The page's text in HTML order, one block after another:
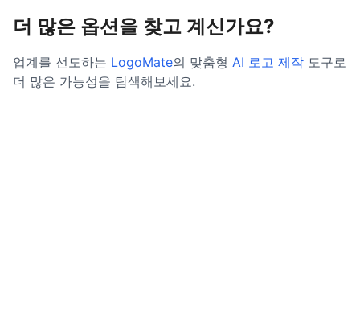
더 많은 옵션을 찾고 계신가요?
업계를 선도하는 LogoMate의 맞춤형 AI 로고 제작 도구로
더 많은 가능성을 탐색해보세요.